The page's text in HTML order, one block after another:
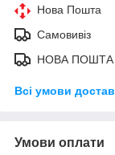
Нова Пошта
Самовивіз
НОВА ПОШТА
Всі умови
Умови оплати